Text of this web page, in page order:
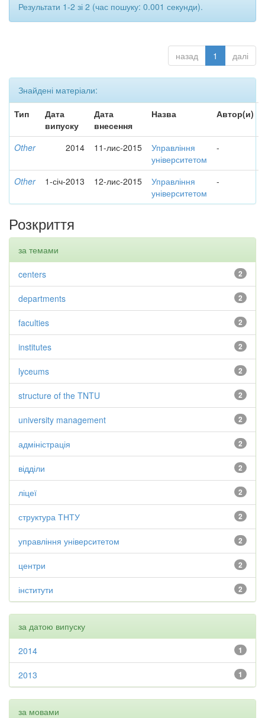
Результати 1-2 зі 2 (час пошуку: 0.001 секунди).
назад 1 далі
Знайдені матеріали:
Тип
Дата
випуску
Дата
внесення
Назва Автор(и)
Other 2014 11-лис-2015
Управління
університетом
-
Other 1-січ-2013 12-лис-2015
Управління
університетом
-
Розкриття
за темами
2
centers
2
departments
2
faculties
2
institutes
2
lyceums
2
structure of the TNTU
2
university management
2
адміністрація
2
відділи
2
ліцеї
2
структура ТНТУ
2
управління університетом
2
центри
2
інститути
за датою випуску
1
2014
1
2013
за мовами